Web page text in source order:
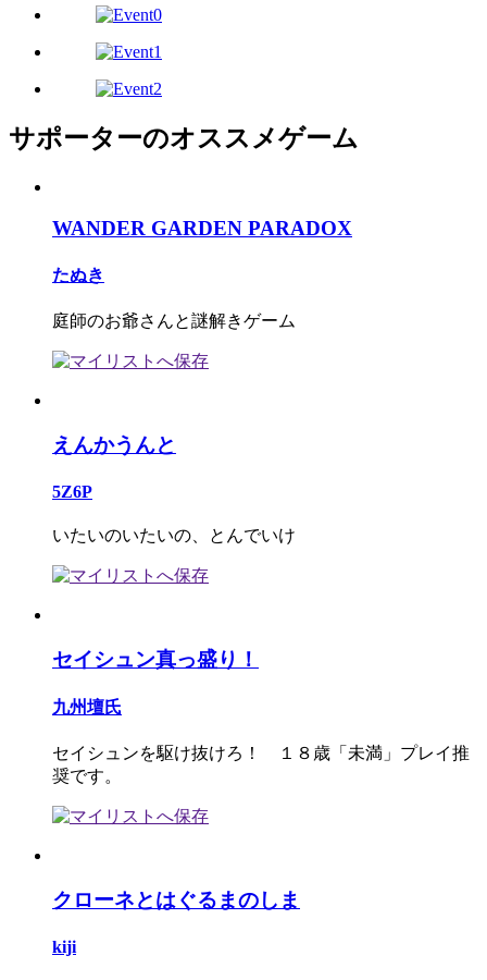
サポーターのオススメゲーム
WANDER GARDEN PARADOX
たぬき
庭師のお爺さんと謎解きゲーム
えんかうんと
5Z6P
いたいのいたいの、とんでいけ
セイシュン真っ盛り！
九州壇氏
セイシュンを駆け抜けろ！ １８歳「未満」プレイ推
奨です。
クローネとはぐるまのしま
kiji